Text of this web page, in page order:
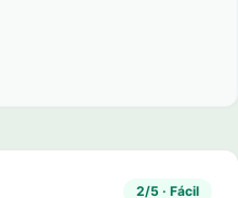
2/5 · Fácil